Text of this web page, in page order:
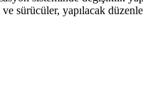
sürücüler, yapılacak